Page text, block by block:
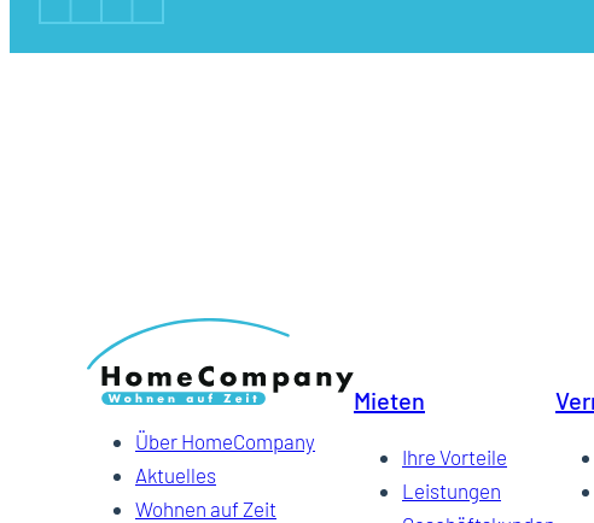
Über HomeCompany
Aktuelles
Wohnen auf Zeit
Mieten
Ihre Vorteile
Leistungen